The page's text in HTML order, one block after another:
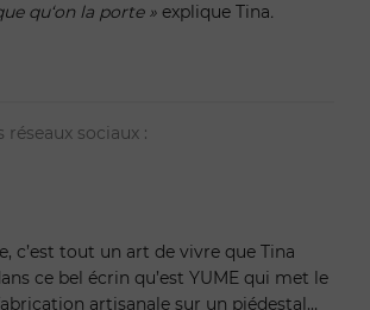
qu‘on la porte» explique Tina.
réseaux sociaux :
c’est tout un art de vivre que Tina
ce bel écrin qu’est YUME qui met le
artisanale sur un piédestal…